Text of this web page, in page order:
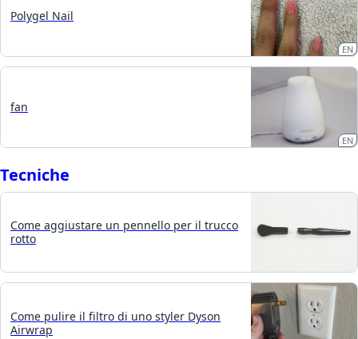
Polygel Nail
EN
fan
EN
Tecniche
Come aggiustare un pennello per il trucco
rotto
Come pulire il filtro di uno styler Dyson
Airwrap